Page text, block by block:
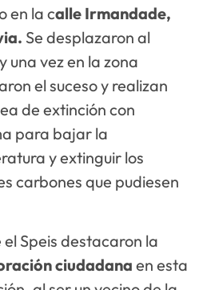
en la calle Irmandade,
Se desplazaron al
una vez en la zona
el suceso y realizan
de extinción con
para bajar la
y extinguir los
carbones que pudiesen
el Speis destacaron la
ciudadana en esta